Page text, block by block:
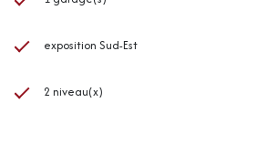
exposition Sud-Est
2 niveau(x)